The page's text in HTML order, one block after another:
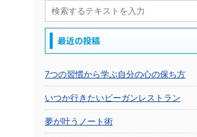
最近の投稿
7つの習慣から学ぶ自分の心の保ち方
いつか行きたいビーガンレストラン
夢が叶うノート術